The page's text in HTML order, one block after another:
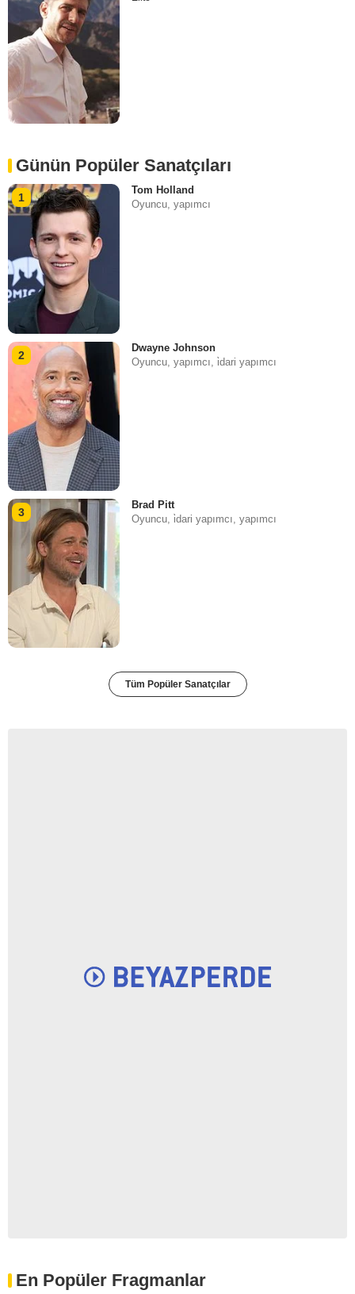
Günün Popüler Sanatçıları
1
Tom Holland
Oyuncu, yapımcı
2
Dwayne Johnson
Oyuncu, yapımcı, i̇dari yapımcı
3
Brad Pitt
Oyuncu, i̇dari yapımcı, yapımcı
Tüm Popüler Sanatçılar
En Popüler Fragmanlar